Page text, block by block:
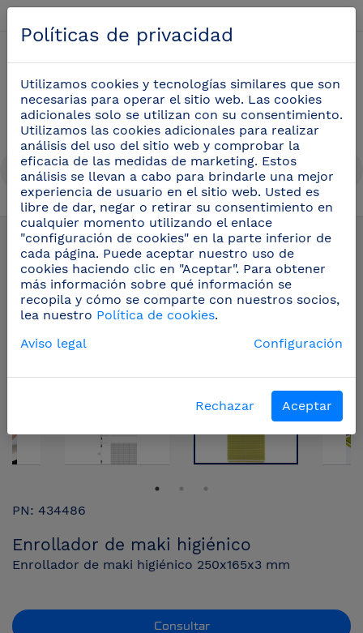
Utensilios cocina profesional (51)
PN: 434486
Enrollador de maki higiénico
Enrollador de maki higiénico 250x165x3 mm
Consultar
Políticas de privacidad
Utilizamos cookies y tecnologías similares que son
necesarias para operar el sitio web. Las cookies
adicionales solo se utilizan con su consentimiento.
Utilizamos las cookies adicionales para realizar
análisis del uso del sitio web y comprobar la
eficacia de las medidas de marketing. Estos
análisis se llevan a cabo para brindarle una mejor
experiencia de usuario en el sitio web. Usted es
libre de dar, negar o retirar su consentimiento en
cualquier momento utilizando el enlace
"configuración de cookies" en la parte inferior de
cada página. Puede aceptar nuestro uso de
cookies haciendo clic en "Aceptar". Para obtener
más información sobre qué información se
recopila y cómo se comparte con nuestros socios,
lea nuestro Política de cookies.
Aviso legal
Configuración
Rechazar Aceptar